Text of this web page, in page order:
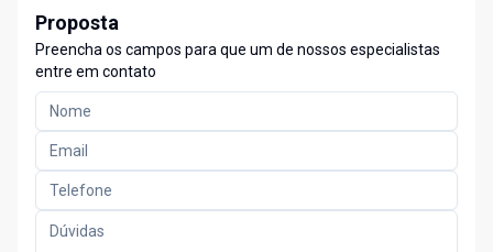
Proposta
Preencha os campos para que um de nossos especialistas
entre em contato